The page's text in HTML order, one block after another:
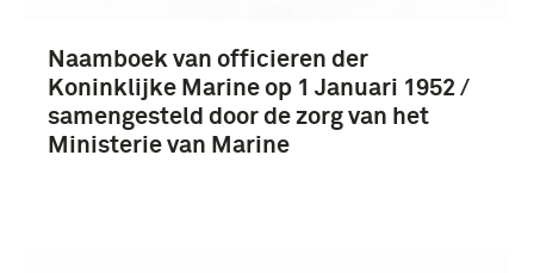
Naamboek van officieren der
Koninklijke Marine op 1 Januari 1952 /
samengesteld door de zorg van het
Ministerie van Marine